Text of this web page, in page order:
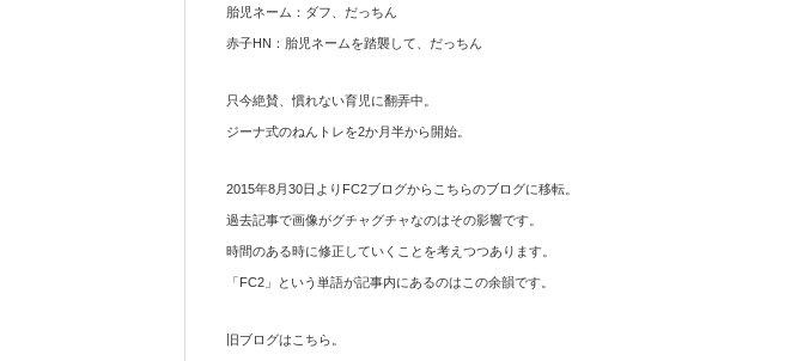
胎児ネーム：ダフ、だっちん
赤子HN：胎児ネームを踏襲して、だっちん
只今絶賛、慣れない育児に翻弄中。
ジーナ式のねんトレを2か月半から開始。
2015年8月30日よりFC2ブログからこちらのブログに移転。
過去記事で画像がグチャグチャなのはその影響です。
時間のある時に修正していくことを考えつつあります。
「FC2」という単語が記事内にあるのはこの余韻です。
旧ブログはこちら。